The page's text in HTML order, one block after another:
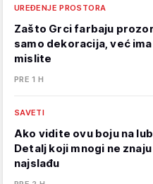
UREĐENJE PROSTORA
Zašto Grci farbaju
samo dekoracija, već
mislite
PRE 1 H
SAVETI
Ako vidite ovu boju na
Detalj koji mnogi ne
najslađu